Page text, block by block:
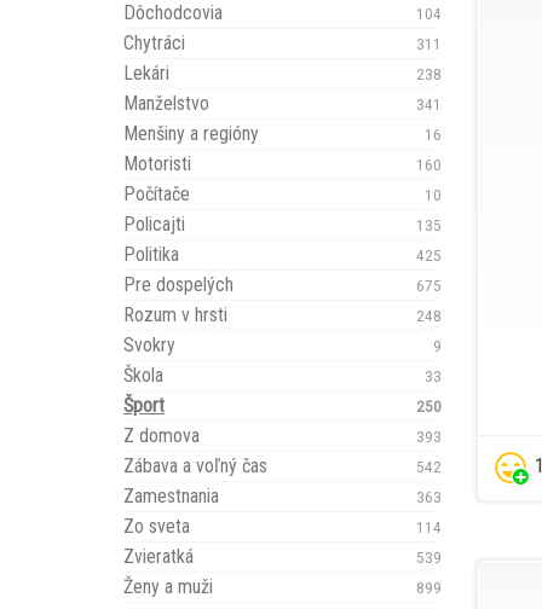
Dôchodcovia 104
Chytráci 311
Lekári 238
Manželstvo 341
Menšiny a regióny 16
Motoristi 160
Počítače 10
Policajti 135
Politika 425
Pre dospelých 675
Rozum v hrsti 248
Svokry 9
Škola 33
Šport 250
Z domova 393
Zábava a voľný čas 542
Zamestnania 363
Zo sveta 114
Zvieratká 539
Ženy a muži 899